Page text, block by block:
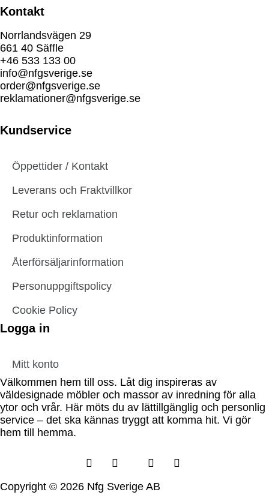
Kontakt
Norrlandsvägen 29
661 40 Säffle
+46 533 133 00
info@nfgsverige.se
order@nfgsverige.se
reklamationer@nfgsverige.se
Kundservice
Öppettider / Kontakt
Leverans och Fraktvillkor
Retur och reklamation
Produktinformation
Återförsäljarinformation
Personuppgiftspolicy
Cookie Policy
Logga in
Mitt konto
Välkommen hem till oss. Låt dig inspireras av
väldesignade möbler och massor av inredning för alla
ytor och vrår. Här möts du av lättillgänglig och personlig
service – det ska kännas tryggt att komma hit. Vi gör
hem till hemma.
Copyright © 2026 Nfg Sverige AB